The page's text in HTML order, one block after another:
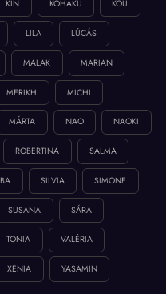
KIN KOHAKU KOU
LILA LÚCÁS
MALAK MARIAN
MERIKH MICHI
MÁRTA NAO NAOKI
ROBERTINA SALMA
SILVIA SIMONE
SUSANA SÁRA
TONIA VALÉRIA
XÉNIA YASAMIN